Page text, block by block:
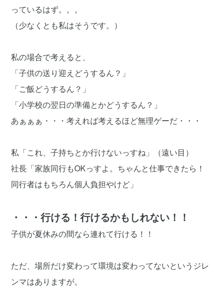
っているはず。。。
（少なくとも私はそうです。）
私の場合で考えると、
「子供の送り迎えどうするん？」
「ご飯どうするん？」
「小学校の翌日の準備とかどうするん？」
あぁぁぁ・・・考えれば考えるほど無理ゲーだ・・・
私「これ、子持ちとか行けないっすね」（遠い目）
社長「家族同行もOKっすよ。ちゃんと仕事できたら！
同行者はもちろん個人負担やけど」
・・・行ける！行けるかもしれない！！
子供が夏休みの間なら連れて行ける！！
ただ、場所だけ変わって環境は変わってないというジレ
ンマはありますが。